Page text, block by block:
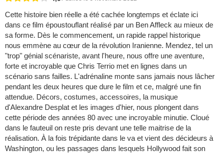
Cette histoire bien réelle a été cachée longtemps et éclate ici
dans ce film époustouflant réalisé par un Ben Affleck au mieux de
sa forme. Dès le commencement, un rapide rappel historique
nous emmène au cœur de la révolution Iranienne. Mendez, tel un
"trop" génial scénariste, avant l'heure, nous offre une aventure,
forte et incroyable que Chris Terrio met en lignes dans un
scénario sans failles. L'adrénaline monte sans jamais nous lâcher
pendant les deux heures que dure le film et ce, malgré une fin
attendue. Décors, costumes, accessoires, la musique
d'Alexandre Desplat et les images d'hier, nous plongent dans
cette période des années 80 avec une incroyable minutie. Cloué
dans le fauteuil on reste pris devant une telle maitrise de la
réalisation. À la fois trépidante dans le va et vient des décideurs à
Washington, ou les passages dans lesquels Hollywood fait son